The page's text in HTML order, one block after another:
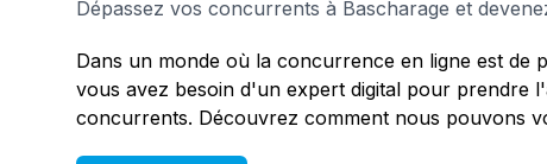
Dépassez vos concurrents à Bascharage et
Dans un monde où la concurrence en ligne est de
vous avez besoin d'un expert digital pour prendre
concurrents. Découvrez comment nous pouvons